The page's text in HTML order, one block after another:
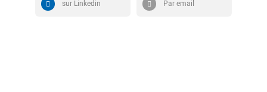
sur Linkedin Par email